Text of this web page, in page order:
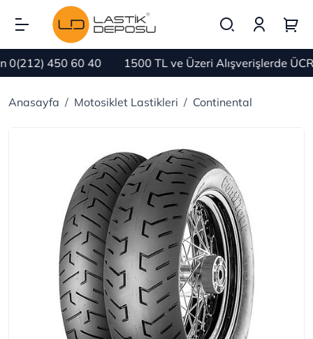
450 60 40 1500 TL ve Üzeri Alışverişlerde
Anasayfa Motosiklet Lastikleri Continental